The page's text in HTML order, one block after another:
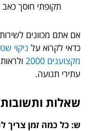
תקופתי חוסך
אם אתם מכוונים
כדאי לקרוא על ניקוי
מקצוענים 2000
עתירי תנועה.
שאלות ותשובות
ש: כל כמה זמן צריך